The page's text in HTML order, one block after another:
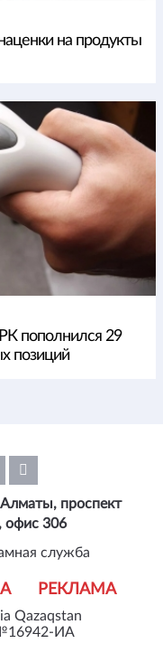
на продукты
пополнился 29
позиций
Qazaqstan
ИА
РЕКЛАМА
Алматы, проспект
306
служба